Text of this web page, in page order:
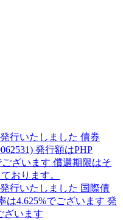
行いたしました 債券
発行額はPHP
ございます 償還期限はそ
おります。
行いたしました 国際債
は4.625%でございます 発
ざいます